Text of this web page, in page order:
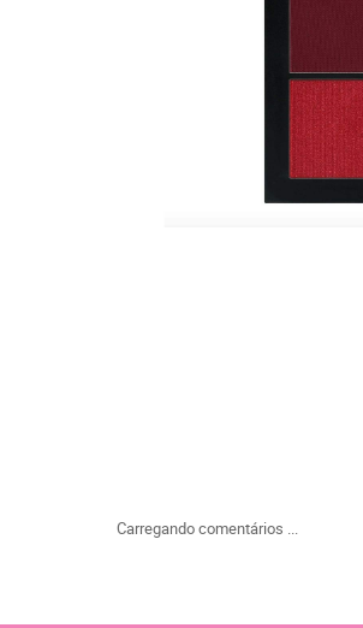
Carregando comentários ...